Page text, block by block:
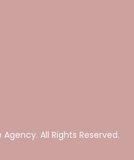
All Rights Reserved.